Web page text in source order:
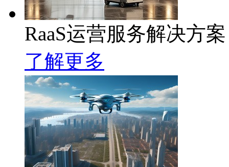
RaaS运营服务解决方案
了解更多